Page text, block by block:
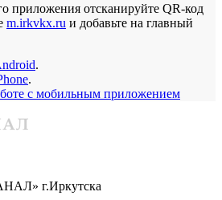
приложения отсканируйте QR-код
m.irkvkx.ru и добавьте на главный
.
.
с мобильным приложением
г.Иркутска